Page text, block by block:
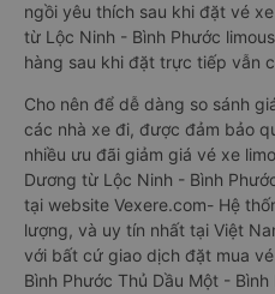
ngồi yêu thích sau khi đặt vé
từ Lộc Ninh - Bình Phước
hàng sau khi đặt trực tiếp vẫn
Cho nên để dễ dàng so sánh
các nhà xe đi, được đảm bảo
nhiều ưu đãi giảm giá vé xe
Dương từ Lộc Ninh - Bình
tại website Vexere.com- Hệ
lượng, và uy tín nhất tại Việt
với bất cứ giao dịch đặt mua
Bình Phước Thủ Dầu Một -